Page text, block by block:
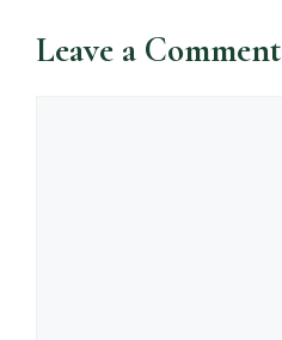
Leave a Comment